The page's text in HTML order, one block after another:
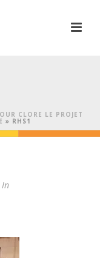
CLORE LE PROJET
» RHS1
In